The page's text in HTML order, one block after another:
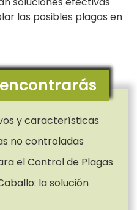
las posibles plagas en
y características
no controladas
el Control de Plagas
la solución